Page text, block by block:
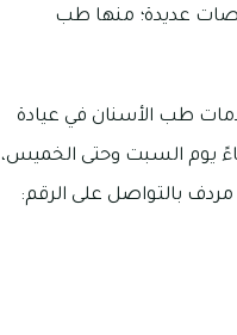
عديدة؛ منها طب
طب الأسنان في عيادة
مردف، والتي تبدأ ساعات عملها من الساعة 8:30 صباحًا إلى 9:30 مساءً يوم السبت وحتى الخميس،
اب تاون مردف بالتواصل على الرقم: